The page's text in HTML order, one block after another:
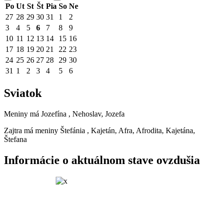
Po Ut St Št Pia So Ne
27 28 29 30 31 1
2
3
4 5 6 7 8
9
10 11 12 13 14 15 16
17 18 19 20 21 22 23
24 25 26 27 28 29 30
31 1 2 3 4 5 6
Sviatok
Meniny má Jozefína , Nehoslav, Jozefa
Zajtra má meniny Štefánia , Kajetán, Afra, Afrodita, Kajetána,
Štefana
Informácie o aktuálnom stave ovzdušia